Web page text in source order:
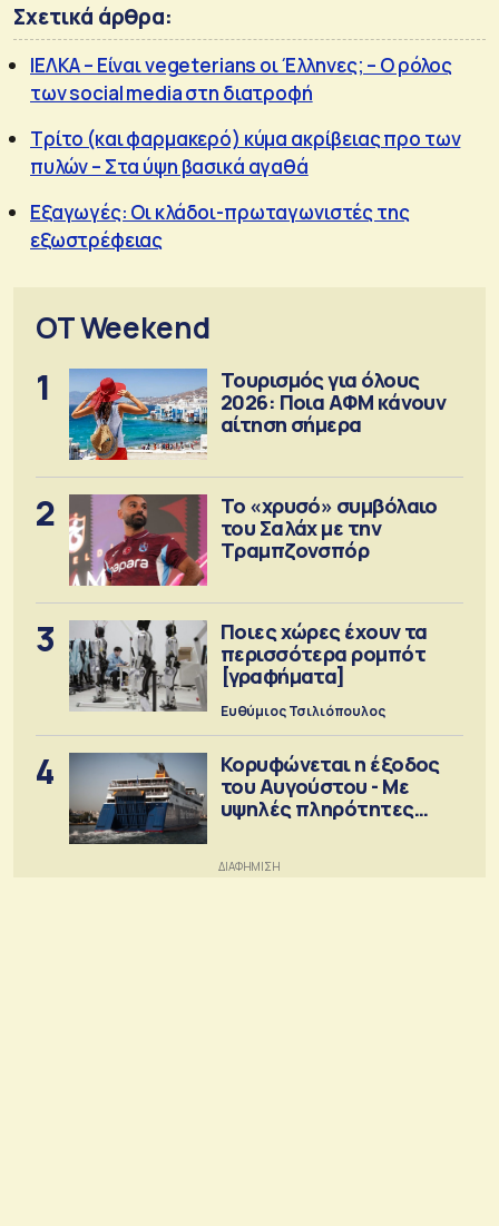
Σχετικά άρθρα:
ΙΕΛΚΑ – Είναι vegeterians οι Έλληνες; – Ο ρόλος
των social media στη διατροφή
Τρίτο (και φαρμακερό) κύμα ακρίβειας προ των
πυλών – Στα ύψη βασικά αγαθά
Εξαγωγές: Οι κλάδοι-πρωταγωνιστές της
εξωστρέφειας
OT Weekend
1
Τουρισμός για όλους
2026: Ποια ΑΦΜ κάνουν
αίτηση σήμερα
2
Το «χρυσό» συμβόλαιο
του Σαλάχ με την
Τραμπζονσπόρ
3
Ποιες χώρες έχουν τα
περισσότερα ρομπότ
[γραφήματα]
Ευθύμιος Τσιλιόπουλος
4
Κορυφώνεται η έξοδος
του Αυγούστου - Με
υψηλές πληρότητες